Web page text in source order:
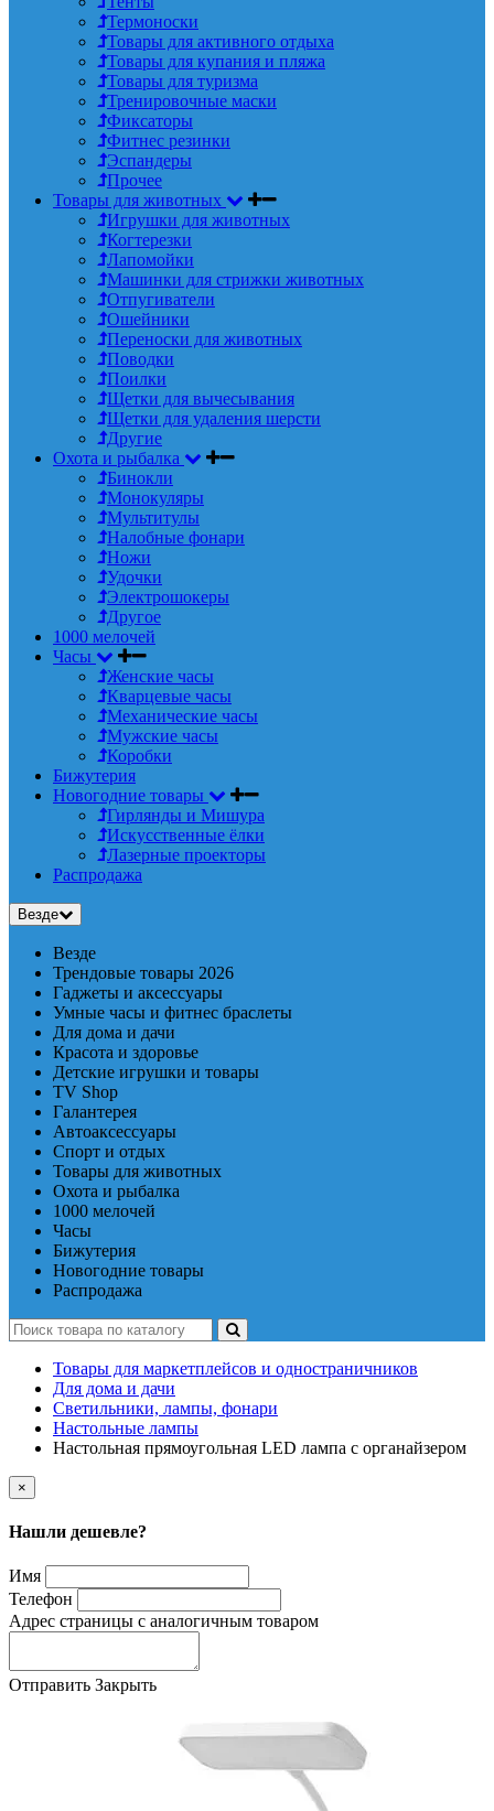
Термоноски
Товары для активного отдыха
Товары для купания и пляжа
Товары для туризма
Тренировочные маски
Фиксаторы
Фитнес резинки
Эспандеры
Прочее
Товары для животных
Игрушки для животных
Когтерезки
Лапомойки
Машинки для стрижки животных
Отпугиватели
Ошейники
Переноски для животных
Поводки
Поилки
Щетки для вычесывания
Щетки для удаления шерсти
Другие
Охота и рыбалка
Бинокли
Монокуляры
Мультитулы
Налобные фонари
Ножи
Удочки
Электрошокеры
Другое
1000 мелочей
Часы
Женские часы
Кварцевые часы
Механические часы
Мужские часы
Коробки
Бижутерия
Новогодние товары
Гирлянды и Мишура
Искусственные ёлки
Лазерные проекторы
Распродажа
Везде
Везде
Трендовые товары 2026
Гаджеты и аксессуары
Умные часы и фитнес браслеты
Для дома и дачи
Красота и здоровье
Детские игрушки и товары
TV Shop
Галантерея
Автоаксессуары
Спорт и отдых
Товары для животных
Охота и рыбалка
1000 мелочей
Часы
Бижутерия
Новогодние товары
Распродажа
Товары для маркетплейсов и одностраничников
Для дома и дачи
Светильники, лампы, фонари
Настольные лампы
Настольная прямоугольная LED лампа с органайзером
×
Нашли дешевле?
Имя
Телефон
Адрес страницы с аналогичным товаром
Отправить Закрыть